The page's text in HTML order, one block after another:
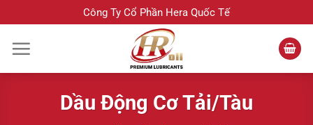
qua
nội
Công Ty Cổ Phần Hera Quốc Tế
Dầu Động Cơ Tải/Tàu